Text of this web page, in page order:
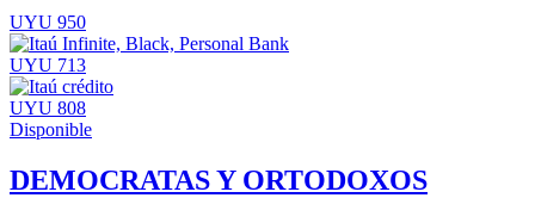
UYU 950
UYU 713
UYU 808
Disponible
DEMOCRATAS Y ORTODOXOS